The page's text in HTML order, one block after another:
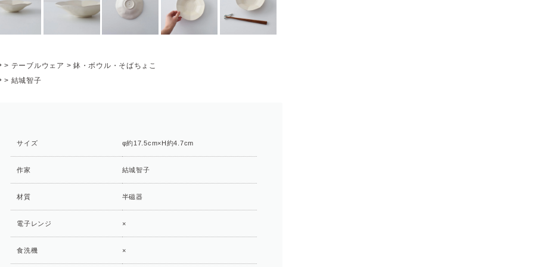
> テーブルウェア > 鉢・ボウル・そばちょこ
> 結城智子
サイズ φ約17.5cm×H約4.7cm
作家 結城智子
材質 半磁器
電子レンジ ×
食洗機 ×